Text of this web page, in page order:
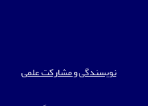
نویسندگی و مشارکت علمی